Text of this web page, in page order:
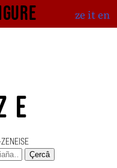
ze iten
Çercâ